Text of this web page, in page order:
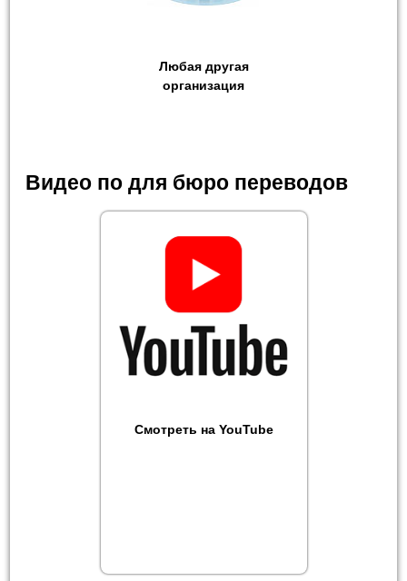
Любая другая
организация
Видео по для бюро переводов
Смотреть на YouTube